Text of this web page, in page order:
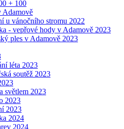
+ 100
Adamově
u vánočního stromu 2022
- vepřové hody v Adamově 2023
ples v Adamově 2023
léta 2023
soutěž 2023
světlem 2023
2023
2023
2024
2024